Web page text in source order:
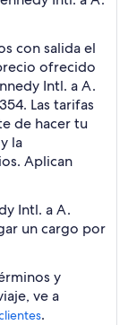
con salida el
ofrecido
Intl. a A.
Las tarifas
de hacer tu
la
Aplican
Intl. a A.
un cargo por
y
ve a
.